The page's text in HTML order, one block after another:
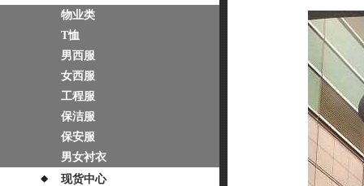
物业类
T恤
男西服
女西服
工程服
保洁服
保安服
男女衬衣
现货中心